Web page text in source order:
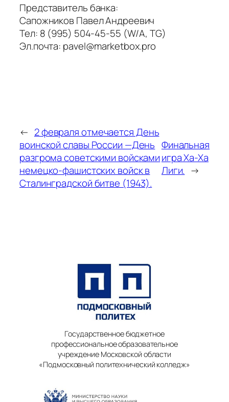
Представитель банка:
Сапожников Павел Андреевич
Тел: 8 (995) 504-45-55 (W/A, TG)
Эл.почта: pavel@marketbox.pro
← 2 февраля отмечается День
воинской славы России —День
разгрома советскими войсками
немецко-фашистских войск в
Сталинградской битве (1943).
Финальная
игра Ха-Ха
Лиги. →
Государственное бюджетное
профессиональное образовательное
учреждение Московской области
«Подмосковный политехнический колледж»